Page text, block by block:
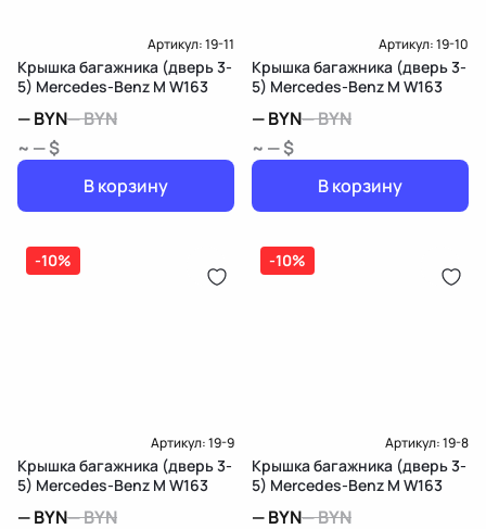
Артикул:19-11
Крышка багажника (дверь 3-
5) Mercedes-Benz M W163
—BYN—BYN
~ — $
В корзину
Артикул:19-10
Крышка багажника (дверь 3-
5) Mercedes-Benz M W163
—BYN—BYN
~ — $
В корзину
-10%
Артикул:19-9
Крышка багажника (дверь 3-
5) Mercedes-Benz M W163
—BYN—BYN
-10%
Артикул:19-8
Крышка багажника (дверь 3-
5) Mercedes-Benz M W163
—BYN—BYN